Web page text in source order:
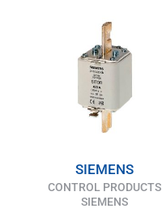
SIEMENS
CONTROL PRODUCTS
SIEMENS